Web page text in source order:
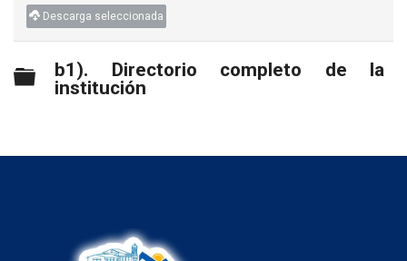
Descarga seleccionada
Carpeta
b1). Directorio completo de la
institución